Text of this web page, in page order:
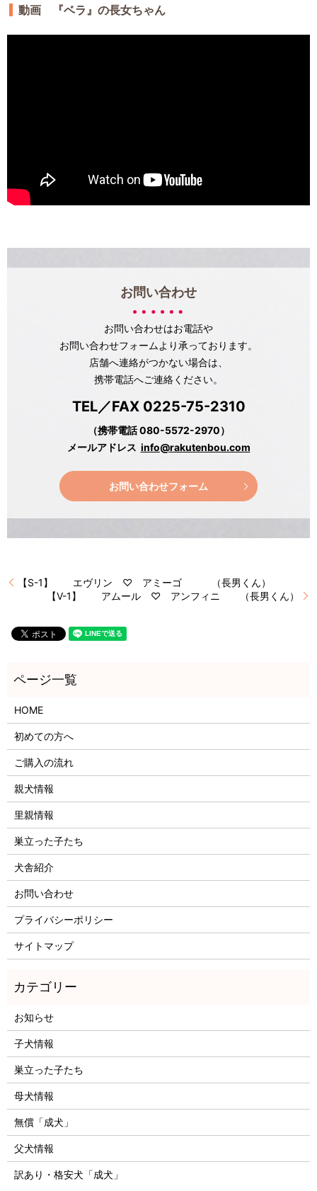
動画 『ベラ』の長女ちゃん
お問い合わせ
お問い合わせはお電話や
お問い合わせフォームより承っております。
店舗へ連絡がつかない場合は、
携帯電話へご連絡ください。
TEL／FAX 0225-75-2310
（携帯電話 080-5572-2970）
メールアドレス info@rakutenbou.com
お問い合わせフォーム
【S-1】 エヴリン ♡ アミーゴ （長男くん）
【V-1】 アムール ♡ アンフィニ （長男くん）
HOME
初めての方へ
ご購入の流れ
親犬情報
里親情報
巣立った子たち
犬舎紹介
お問い合わせ
プライバシーポリシー
サイトマップ
お知らせ
子犬情報
巣立った子たち
母犬情報
無償「成犬」
父犬情報
訳あり・格安犬「成犬」